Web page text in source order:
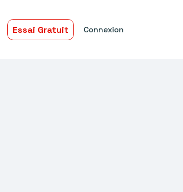
Essai Gratuit Connexion